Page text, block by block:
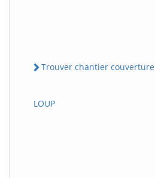
Trouver chantier couverture
LOUP